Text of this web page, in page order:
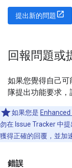
提出新的問題
回報問題或
如果您覺得自己可
隊提出功能要求，
如果您是
勿在 Issue Tracker 中
獲得正確的回覆，並加
錯誤